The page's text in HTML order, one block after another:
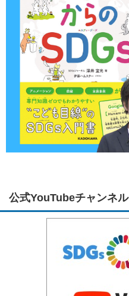
公式YouTubeチャンネル